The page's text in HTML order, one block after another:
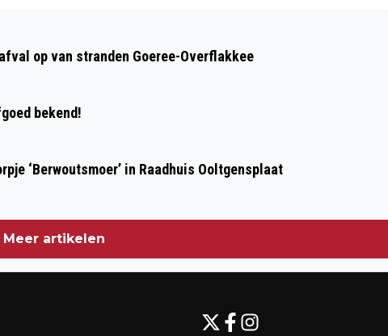
JUBILARISSEN TIJDENS LEDENAVOND
op van stranden Goeree-Overflakkee
bekend!
‘Berwoutsmoer’ in Raadhuis Ooltgensplaat
Meer artikelen